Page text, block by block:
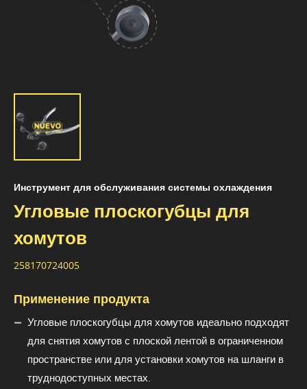
Инструмент для обслуживания системы охлаждения
Угловые плоскогубцы для
хомутов
258170724005
Применение продукта
Угловые плоскогубцы для хомутов идеально подходят
для снятия хомутов с плоской лентой в ограниченном
пространстве или для установки хомутов на шланги в
труднодоступных местах.